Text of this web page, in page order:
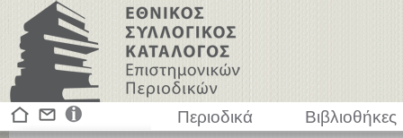
Περιοδικά Βιβλιοθήκες